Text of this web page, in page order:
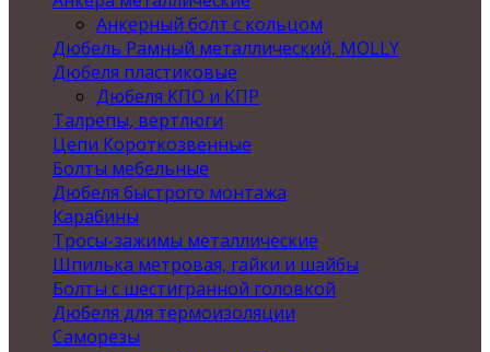
Анкерный болт с кольцом
Дюбель Рамный металлический, MOLLY
Дюбеля пластиковые
Дюбеля КПО и КПР
Талрепы, вертлюги
Цепи Короткозвенные
Болты мебельные
Дюбеля быстрого монтажа
Карабины
Тросы-зажимы металлические
Шпилька метровая, гайки и шайбы
Болты с шестигранной головкой
Дюбеля для термоизоляции
Саморезы